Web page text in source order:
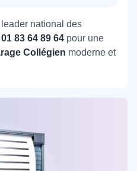
national des
01 83 64 89 64 pour une
Collégien moderne et